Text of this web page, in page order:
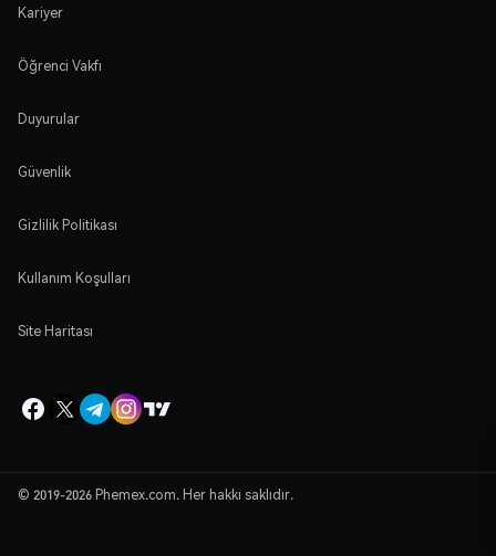
Kariyer
Öğrenci Vakfı
Duyurular
Güvenlik
Gizlilik Politikası
Kullanım Koşulları
Site Haritası
© 2019-2026 Phemex.com. Her hakkı saklıdır.